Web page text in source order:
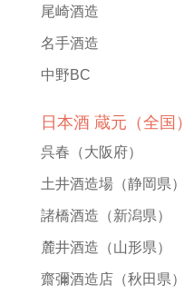
尾崎酒造
名手酒造
中野BC
日本酒 蔵元（全国）
呉春 （大阪府）
土井酒造場（静岡県）
諸橋酒造 （新潟県）
麓井酒造 （山形県）
齋彌酒造店（秋田県）